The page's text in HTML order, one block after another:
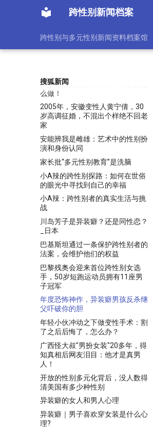
跨性别新闻档案
跨性别与多元性别新闻资料档案馆
搜狐新闻
媒介or艺术？数字时代的摄影何
子宫移植专家表示，跨性别女性自
孩子出现性别认同障碍，家长要这
么做！
2005年，安徽变性人黄宁倩，30
岁高调征婚，不混出个样绝不回老
家
安能辨我是雌雄：艺术中的性别扮
演和身份认同
家长批“多元性别教育”是洗脑
小A辣的跨性别探路：如何在世俗
的眼光中寻找到自己的幸福
小A辣：跨性别者的真实生活与挑
战
川岛芳子是异装癖？还是同性恋？
_日本
巴基斯坦通过一条保护跨性别者的
法案，会维护他们的权益
巴黎残奥会迎来首位跨性别女选
手，50岁短跑运动员拥有11座男
子冠军
年度恐怖神作，异装癖男孩反杀继
父吓破你的胆
年轻小伙冲动之下做变性手术：割
了之后后悔了，怎么办？
广西怪大叔"男扮女装"20多年，得
知真相后网友泪目：他才是真男
人！
开放的性别多元化背后，没人数得
清美国有多少种性别
异装癖的女人和男人心理
异装癖｜男子喜欢穿女装是什么心
理?